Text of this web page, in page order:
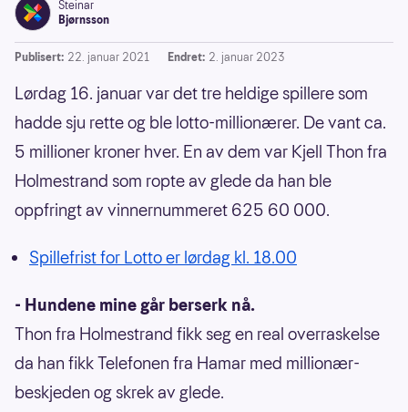
Steinar
Bjørnsson
Publisert: 22. januar 2021 Endret: 2. januar 2023
Lørdag 16. januar var det tre heldige spillere som
hadde sju rette og ble lotto-millionærer. De vant ca.
5 millioner kroner hver. En av dem var Kjell Thon fra
Holmestrand som ropte av glede da han ble
oppfringt av vinnernummeret 625 60 000.
Spillefrist for Lotto er lørdag kl. 18.00
- Hundene mine går berserk nå.
Thon fra Holmestrand fikk seg en real overraskelse
da han fikk Telefonen fra Hamar med millionær-
beskjeden og skrek av glede.